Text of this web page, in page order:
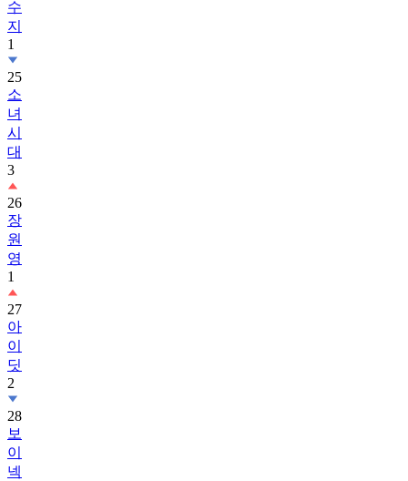
수
지
1
25
소
녀
시
대
3
26
장
원
영
1
27
아
이
딧
2
28
보
이
넥